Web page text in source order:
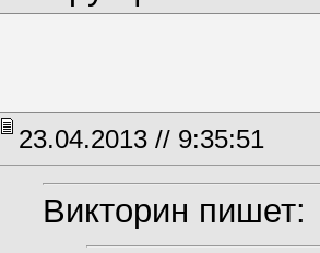
23.04.2013 // 9:35:51
Викторин пишет: